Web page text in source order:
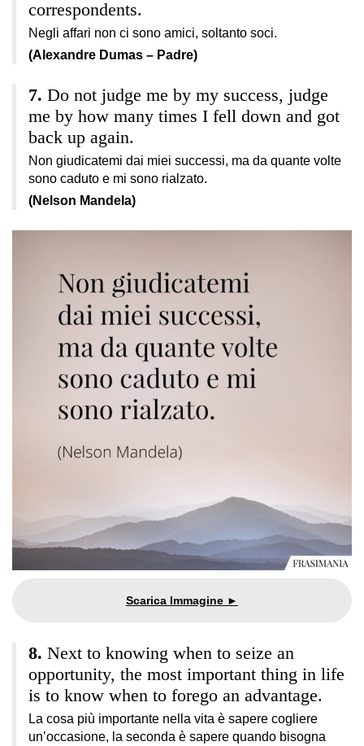
correspondents.
Negli affari non ci sono amici, soltanto soci.
(Alexandre Dumas – Padre)
Do not judge me by my success, judge
me by how many times I fell down and got
back up again.
Non giudicatemi dai miei successi, ma da quante volte
sono caduto e mi sono rialzato.
(Nelson Mandela)
Next to knowing when to seize an
opportunity, the most important thing in life
is to know when to forego an advantage.
La cosa più importante nella vita è sapere cogliere
un’occasione, la seconda è sapere quando bisogna